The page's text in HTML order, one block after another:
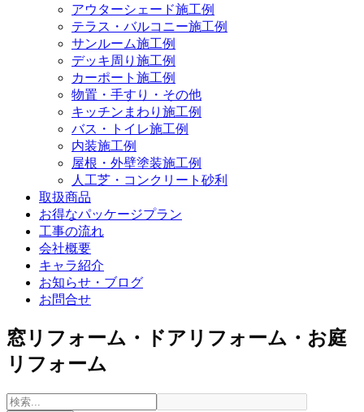
アウターシェード施工例
テラス・バルコニー施工例
サンルーム施工例
デッキ周り施工例
カーポート施工例
物置・手すり・その他
キッチンまわり施工例
バス・トイレ施工例
内装施工例
屋根・外壁塗装施工例
人工芝・コンクリート砂利
取扱商品
お得なパッケージプラン
工事の流れ
会社概要
キャラ紹介
お知らせ・ブログ
お問合せ
窓リフォーム・ドアリフォーム・お庭
リフォーム